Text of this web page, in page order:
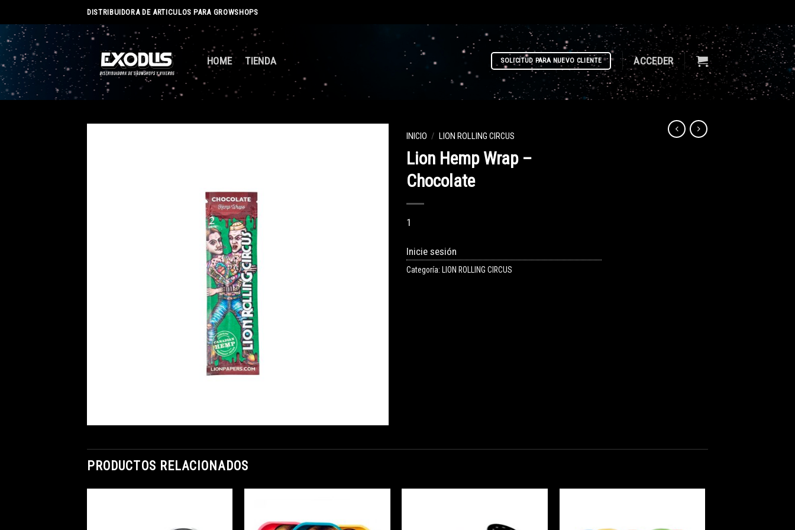
to
content
DISTRIBUIDORA DE ARTICULOS PARA GROWSHOPS
HOME TIENDA SOLICITUD PARA NUEVO CLIENTE ACCEDER
INICIO / LION ROLLING CIRCUS
Lion Hemp Wrap –
Chocolate
1
Inicie sesión
Categoría: LION ROLLING CIRCUS
PRODUCTOS RELACIONADOS